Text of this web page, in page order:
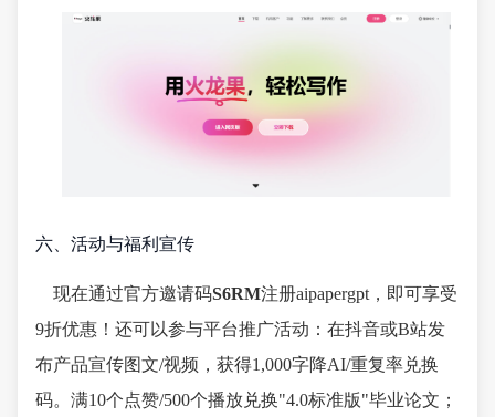
六、活动与福利宣传
现在通过官方邀请码S6RM注册aipapergpt，即可享受
9折优惠！还可以参与平台推广活动：在抖音或B站发
布产品宣传图文/视频，获得1,000字降AI/重复率兑换
码。满10个点赞/500个播放兑换"4.0标准版"毕业论文；